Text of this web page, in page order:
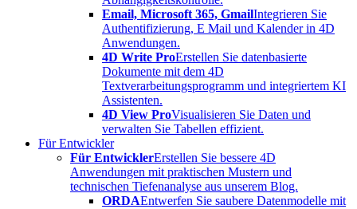
Email, Microsoft 365, GmailIntegrieren Sie
Authentifizierung, E Mail und Kalender in 4D
Anwendungen.
4D Write ProErstellen Sie datenbasierte
Dokumente mit dem 4D
Textverarbeitungsprogramm und integriertem KI
Assistenten.
4D View ProVisualisieren Sie Daten und
verwalten Sie Tabellen effizient.
Für Entwickler
Für EntwicklerErstellen Sie bessere 4D
Anwendungen mit praktischen Mustern und
technischen Tiefenanalyse aus unserem Blog.
ORDAEntwerfen Sie saubere Datenmodelle mit